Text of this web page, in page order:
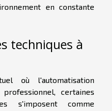
en constante
techniques à
où l'automatisation
certaines
s'imposent comme